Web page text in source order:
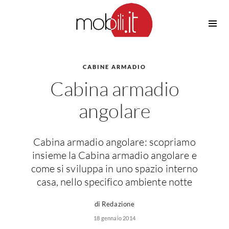
Cucine Design
Cucine Moderne
Cucine Country
Consigli Cucine
Attrezzature Interne
Elettrodomestici
Irrigazione
Casette in Legno
Pergole
Giardinaggio
Piante
CABINE ARMADIO
Cabina armadio
angolare
Cabina armadio angolare: scopriamo
insieme la Cabina armadio angolare e
come si sviluppa in uno spazio interno
casa, nello specifico ambiente notte
di Redazione
18 gennaio 2014